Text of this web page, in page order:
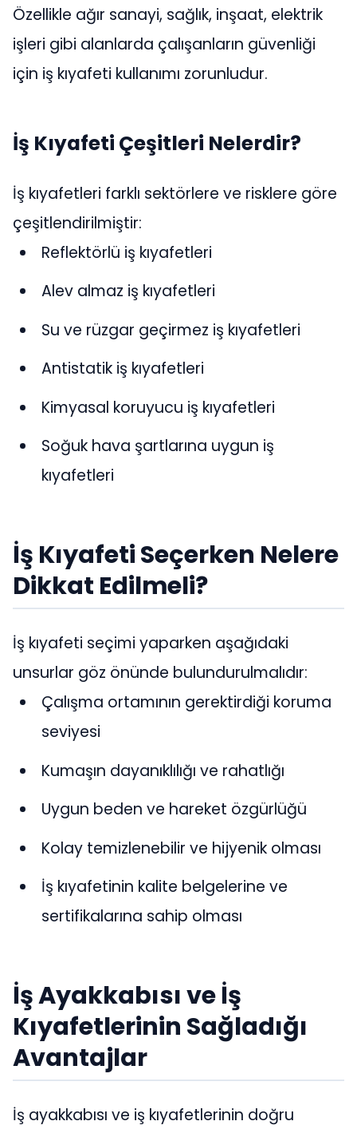
Özellikle ağır sanayi, sağlık, inşaat, elektrik
işleri gibi alanlarda çalışanların güvenliği
için iş kıyafeti kullanımı zorunludur.
İş Kıyafeti Çeşitleri Nelerdir?
İş kıyafetleri farklı sektörlere ve risklere göre
çeşitlendirilmiştir:
Reflektörlü iş kıyafetleri
Alev almaz iş kıyafetleri
Su ve rüzgar geçirmez iş kıyafetleri
Antistatik iş kıyafetleri
Kimyasal koruyucu iş kıyafetleri
Soğuk hava şartlarına uygun iş
kıyafetleri
İş Kıyafeti Seçerken Nelere
Dikkat Edilmeli?
İş kıyafeti seçimi yaparken aşağıdaki
unsurlar göz önünde bulundurulmalıdır:
Çalışma ortamının gerektirdiği koruma
seviyesi
Kumaşın dayanıklılığı ve rahatlığı
Uygun beden ve hareket özgürlüğü
Kolay temizlenebilir ve hijyenik olması
İş kıyafetinin kalite belgelerine ve
sertifikalarına sahip olması
İş Ayakkabısı ve İş
Kıyafetlerinin Sağladığı
Avantajlar
İş ayakkabısı ve iş kıyafetlerinin doğru